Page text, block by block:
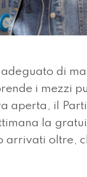
di
i mezzi
aperta, il
la
arrivati oltre,